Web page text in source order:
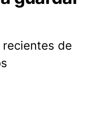
de